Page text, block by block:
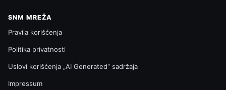
SNM MREŽA
Pravila korišćenja
Politika privatnosti
Uslovi korišćenja „AI Generated“ sadržaja
Impressum